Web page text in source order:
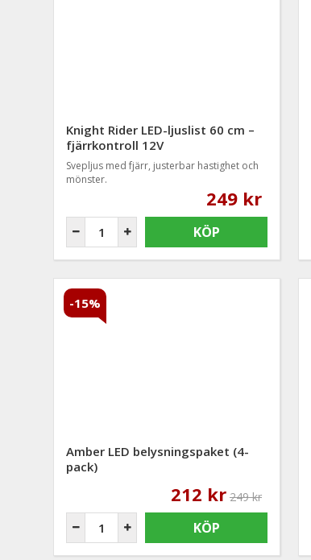
Knight Rider LED-ljuslist 60 cm –
fjärrkontroll 12V
Svepljus med fjärr, justerbar hastighet och
mönster.
249 kr
KÖP
-15%
Amber LED belysningspaket (4-
pack)
212 kr 249 kr
KÖP